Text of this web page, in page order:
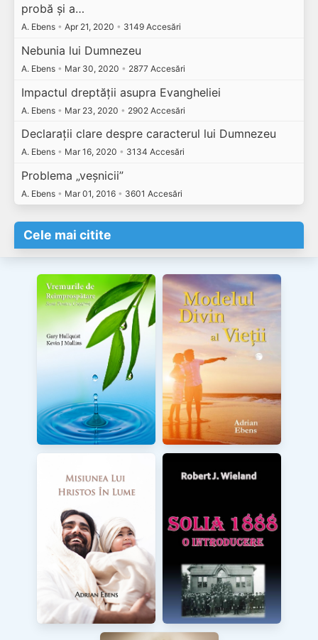
probă și a…
A. Ebens • Apr 21, 2020 • 3149 Accesări
Nebunia lui Dumnezeu
A. Ebens • Mar 30, 2020 • 2877 Accesări
Impactul dreptății asupra Evangheliei
A. Ebens • Mar 23, 2020 • 2902 Accesări
Declarații clare despre caracterul lui Dumnezeu
A. Ebens • Mar 16, 2020 • 3134 Accesări
Problema „veșnicii”
A. Ebens • Mar 01, 2016 • 3601 Accesări
Cele mai citite